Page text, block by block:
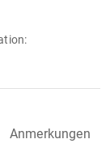
Anmerkungen